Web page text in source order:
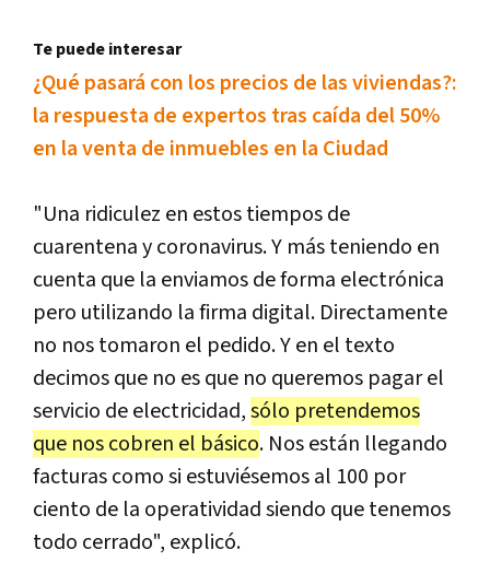
Te puede interesar
¿Qué pasará con los precios de las viviendas?:
la respuesta de expertos tras caída del 50%
en la venta de inmuebles en la Ciudad
"Una ridiculez en estos tiempos de
cuarentena y coronavirus. Y más teniendo en
cuenta que la enviamos de forma electrónica
pero utilizando la firma digital. Directamente
no nos tomaron el pedido. Y en el texto
decimos que no es que no queremos pagar el
servicio de electricidad,sólo pretendemos
que nos cobren el básico. Nos están llegando
facturas como si estuviésemos al 100 por
ciento de la operatividad siendo que tenemos
todo cerrado", explicó.